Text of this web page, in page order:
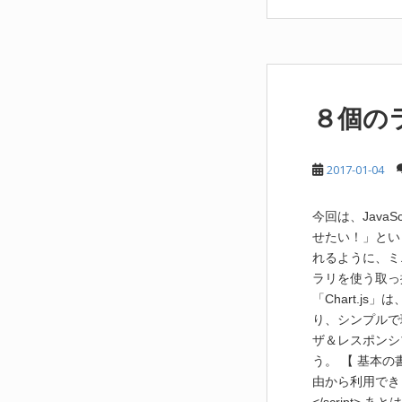
８個の
2017-01-04
今回は、
せたい！」と
れるように、
ラリを使う取
「Chart.js」
り、シンプル
ザ＆レスポン
う。 【 基本の
由から利用で